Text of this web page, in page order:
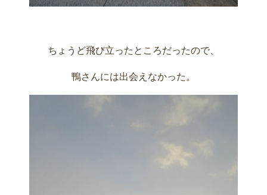
ちょうど飛び立ったところだったので、
鴨さんには出会えなかった。